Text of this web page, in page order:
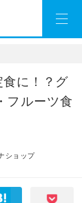
に！？グ
フルーツ食
ショップ